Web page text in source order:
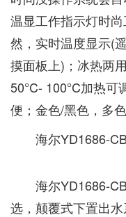
温显工作指示灯时
然，实时温度显示(
摸面板上)；冰热两
50°C- 100°C加热
便；金色/黑色，多
海尔YD1686-
海尔YD1686-
选，颠覆式下置出